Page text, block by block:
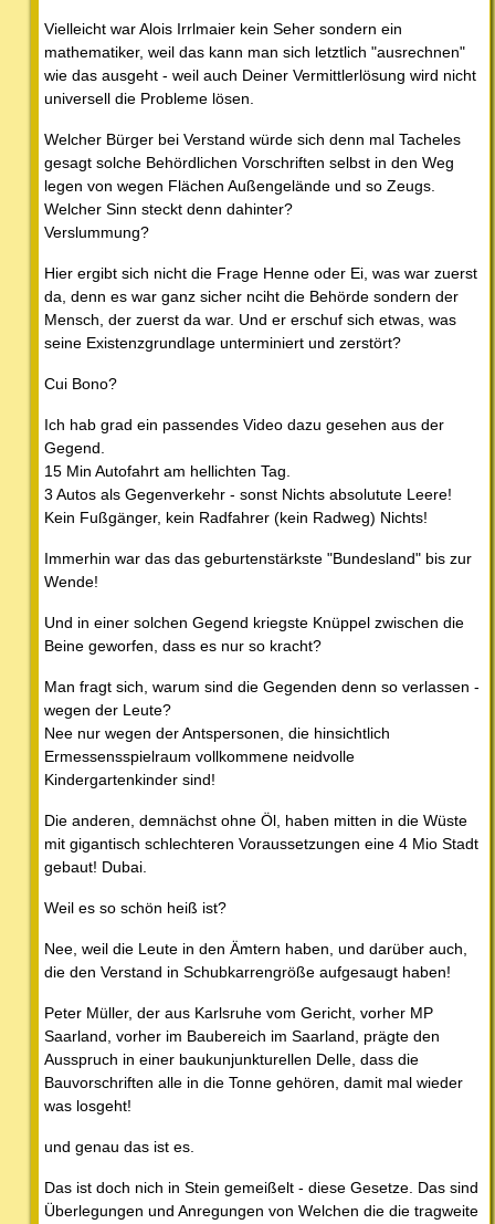
Vielleicht war Alois Irrlmaier kein Seher sondern ein
mathematiker, weil das kann man sich letztlich "ausrechnen"
wie das ausgeht - weil auch Deiner Vermittlerlösung wird nicht
universell die Probleme lösen.
Welcher Bürger bei Verstand würde sich denn mal Tacheles
gesagt solche Behördlichen Vorschriften selbst in den Weg
legen von wegen Flächen Außengelände und so Zeugs.
Welcher Sinn steckt denn dahinter?
Verslummung?
Hier ergibt sich nicht die Frage Henne oder Ei, was war zuerst
da, denn es war ganz sicher nciht die Behörde sondern der
Mensch, der zuerst da war. Und er erschuf sich etwas, was
seine Existenzgrundlage unterminiert und zerstört?
Cui Bono?
Ich hab grad ein passendes Video dazu gesehen aus der
Gegend.
15 Min Autofahrt am hellichten Tag.
3 Autos als Gegenverkehr - sonst Nichts absolutute Leere!
Kein Fußgänger, kein Radfahrer (kein Radweg) Nichts!
Immerhin war das das geburtenstärkste "Bundesland" bis zur
Wende!
Und in einer solchen Gegend kriegste Knüppel zwischen die
Beine geworfen, dass es nur so kracht?
Man fragt sich, warum sind die Gegenden denn so verlassen -
wegen der Leute?
Nee nur wegen der Antspersonen, die hinsichtlich
Ermessensspielraum vollkommene neidvolle
Kindergartenkinder sind!
Die anderen, demnächst ohne Öl, haben mitten in die Wüste
mit gigantisch schlechteren Voraussetzungen eine 4 Mio Stadt
gebaut! Dubai.
Weil es so schön heiß ist?
Nee, weil die Leute in den Ämtern haben, und darüber auch,
die den Verstand in Schubkarrengröße aufgesaugt haben!
Peter Müller, der aus Karlsruhe vom Gericht, vorher MP
Saarland, vorher im Baubereich im Saarland, prägte den
Ausspruch in einer baukunjunkturellen Delle, dass die
Bauvorschriften alle in die Tonne gehören, damit mal wieder
was losgeht!
und genau das ist es.
Das ist doch nich in Stein gemeißelt - diese Gesetze. Das sind
Überlegungen und Anregungen von Welchen die die tragweite